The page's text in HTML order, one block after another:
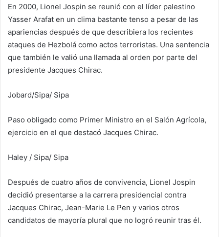
En 2000, Lionel Jospin se reunió con el líder palestino
Yasser Arafat en un clima bastante tenso a pesar de las
apariencias después de que describiera los recientes
ataques de Hezbolá como actos terroristas. Una sentencia
que también le valió una llamada al orden por parte del
presidente Jacques Chirac.
Jobard/Sipa/ Sipa
Paso obligado como Primer Ministro en el Salón Agrícola,
ejercicio en el que destacó Jacques Chirac.
Haley / Sipa/ Sipa
Después de cuatro años de convivencia, Lionel Jospin
decidió presentarse a la carrera presidencial contra
Jacques Chirac, Jean-Marie Le Pen y varios otros
candidatos de mayoría plural que no logró reunir tras él.